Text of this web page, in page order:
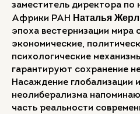
заместитель директора по
Африки РАН
Наталья
эпоха вестернизации мира
экономические,
психологические
гарантируют сохранение
Насаждение глобализации
неолиберализма
часть реальности